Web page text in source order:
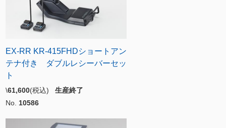
EX-RR KR-415FHDショートアン
テナ付き ダブルレシーバーセッ
ト
\61,600(税込) 生産終了
No. 10586